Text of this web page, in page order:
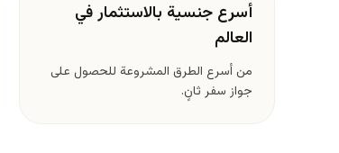
أسرع جنسية بالاستثمار في
العالم
من أسرع الطرق المشروعة للحصول على
جواز سفر ثانٍ.